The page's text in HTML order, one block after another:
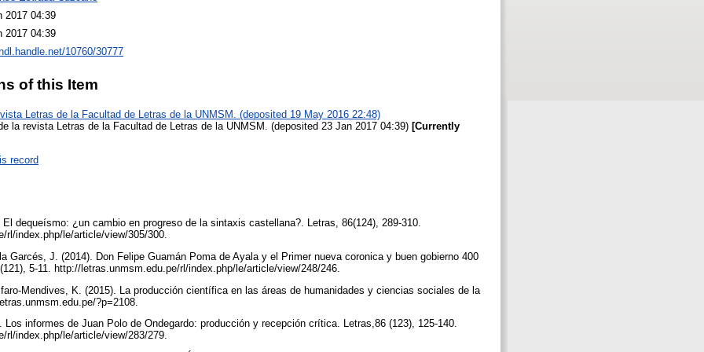
2017 04:39
2017 04:39
10760/30777
of this Item
Letras de la Facultad de Letras de la UNMSM. (deposited 19 May 2016 22:48)
la revista Letras de la Facultad de Letras de la UNMSM. (deposited 23 Jan 2017 04:39) [Currently
record
dequeísmo: ¿un cambio en progreso de la sintaxis castellana?. Letras, 86(124), 289-310.
rl/index.php/le/article/view/305/300.
Garcés, J. (2014). Don Felipe Guamán Poma de Ayala y el Primer nueva coronica y buen gobierno 400
5-11. http://letras.unmsm.edu.pe/rl/index.php/le/article/view/248/246.
Mendives, K. (2015). La producción científica en las áreas de humanidades y ciencias sociales de la
?p=2108.
Los informes de Juan Polo de Ondegardo: producción y recepción crítica. Letras,86 (123), 125-140.
rl/index.php/le/article/view/283/279.